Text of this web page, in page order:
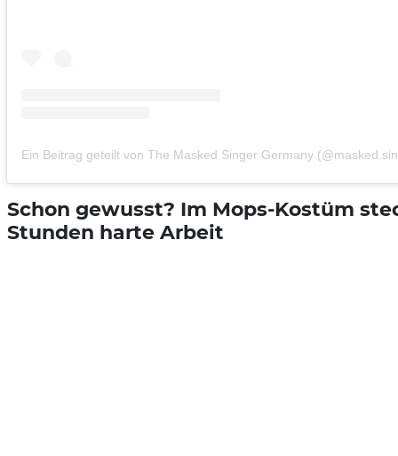
Ein Beitrag geteilt von The Masked Singer Germany
Schon gewusst? Im Mops-Kostüm
Stunden harte Arbeit